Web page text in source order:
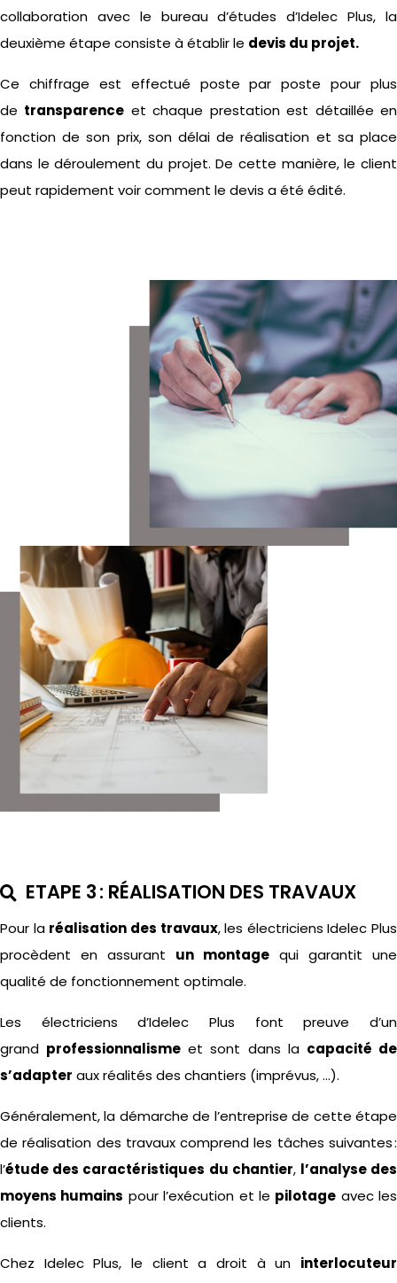
collaboration avec le bureau d’études d’Idelec Plus, la
deuxième étape consiste à établir le devis du projet.
Ce chiffrage est effectué poste par poste pour plus
de transparence et chaque prestation est détaillée en
fonction de son prix, son délai de réalisation et sa place
dans le déroulement du projet. De cette manière, le client
peut rapidement voir comment le devis a été édité.
ETAPE 3 : RÉALISATION DES TRAVAUX
Pour la réalisation des travaux, les électriciensIdelec Plus
procèdent en assurant un montage qui garantit une
qualité de fonctionnement optimale.
Les électriciens d’Idelec Plus font preuve d’un
grand professionnalisme et sont dans la capacité de
s’adapter aux réalités des chantiers (imprévus, …).
Généralement, la démarche de l’entreprise de cette étape
de réalisation des travaux comprend les tâches suivantes :
l’étude des caractéristiques du chantier, l’analyse des
moyens humains pour l’exécution et le pilotage avec les
clients.
Chez IdelecPlus, le client a droit à un interlocuteur